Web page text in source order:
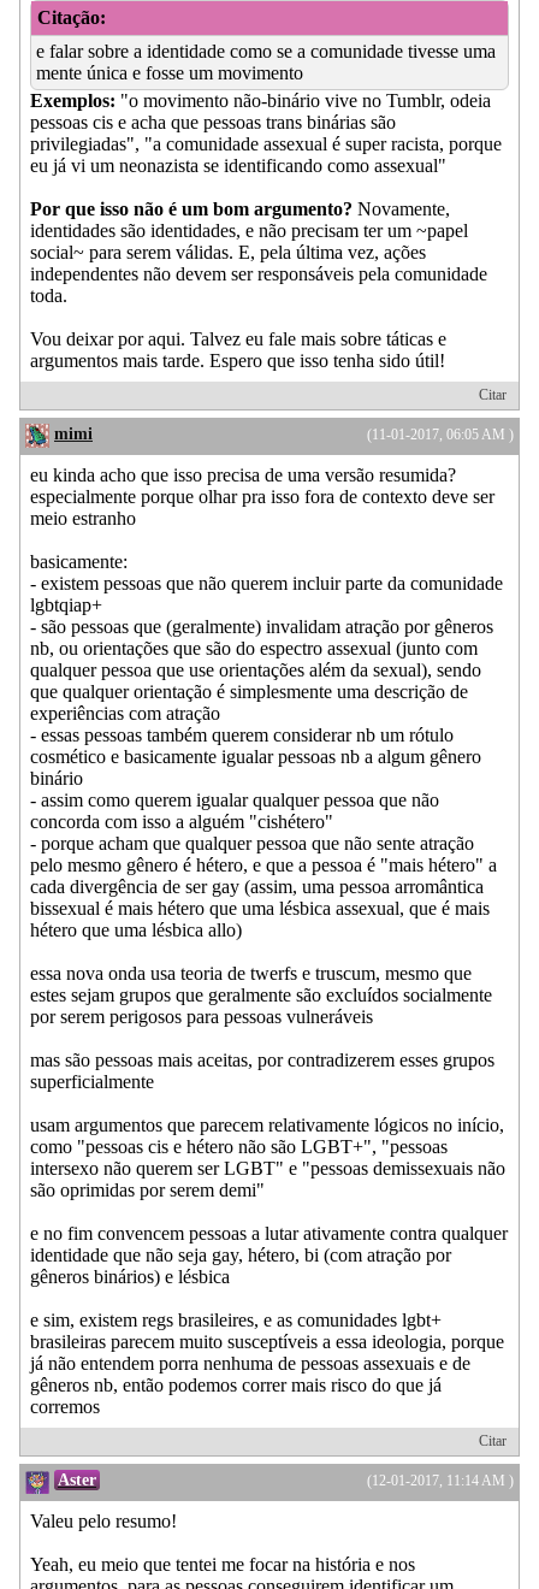
Citação:
e falar sobre a identidade como se a comunidade tivesse uma
mente única e fosse um movimento
Exemplos: "o movimento não-binário vive no Tumblr, odeia
pessoas cis e acha que pessoas trans binárias são
privilegiadas", "a comunidade assexual é super racista, porque
eu já vi um neonazista se identificando como assexual"
Por que isso não é um bom argumento? Novamente,
identidades são identidades, e não precisam ter um ~papel
social~ para serem válidas. E, pela última vez, ações
independentes não devem ser responsáveis pela comunidade
toda.
Vou deixar por aqui. Talvez eu fale mais sobre táticas e
argumentos mais tarde. Espero que isso tenha sido útil!
Citar
(11-01-2017, 06:05 AM )
mimi
eu kinda acho que isso precisa de uma versão resumida?
especialmente porque olhar pra isso fora de contexto deve ser
meio estranho
basicamente:
- existem pessoas que não querem incluir parte da comunidade
lgbtqiap+
- são pessoas que (geralmente) invalidam atração por gêneros
nb, ou orientações que são do espectro assexual (junto com
qualquer pessoa que use orientações além da sexual), sendo
que qualquer orientação é simplesmente uma descrição de
experiências com atração
- essas pessoas também querem considerar nb um rótulo
cosmético e basicamente igualar pessoas nb a algum gênero
binário
- assim como querem igualar qualquer pessoa que não
concorda com isso a alguém "cishétero"
- porque acham que qualquer pessoa que não sente atração
pelo mesmo gênero é hétero, e que a pessoa é "mais hétero" a
cada divergência de ser gay (assim, uma pessoa arromântica
bissexual é mais hétero que uma lésbica assexual, que é mais
hétero que uma lésbica allo)
essa nova onda usa teoria de twerfs e truscum, mesmo que
estes sejam grupos que geralmente são excluídos socialmente
por serem perigosos para pessoas vulneráveis
mas são pessoas mais aceitas, por contradizerem esses grupos
superficialmente
usam argumentos que parecem relativamente lógicos no início,
como "pessoas cis e hétero não são LGBT+", "pessoas
intersexo não querem ser LGBT" e "pessoas demissexuais não
são oprimidas por serem demi"
e no fim convencem pessoas a lutar ativamente contra qualquer
identidade que não seja gay, hétero, bi (com atração por
gêneros binários) e lésbica
e sim, existem regs brasileires, e as comunidades lgbt+
brasileiras parecem muito susceptíveis a essa ideologia, porque
já não entendem porra nenhuma de pessoas assexuais e de
gêneros nb, então podemos correr mais risco do que já
corremos
Citar
(12-01-2017, 11:14 AM )
Aster
Valeu pelo resumo!
Yeah, eu meio que tentei me focar na história e nos